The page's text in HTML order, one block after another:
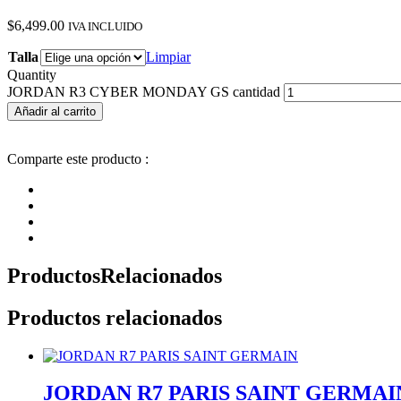
$6,499.00 IVA INCLUIDO
Talla
Limpiar
Quantity
JORDAN R3 CYBER MONDAY GS cantidad
Añadir al carrito
Comparte este producto :
ProductosRelacionados
Productos relacionados
JORDAN R7 PARIS SAINT